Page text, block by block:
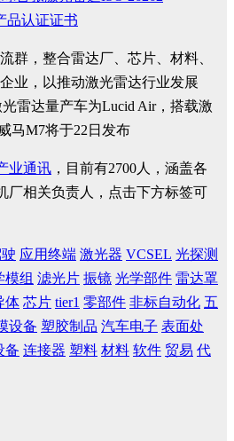
品认证证书
群，整合雷达厂、芯片、材料、
业，以推动激光雷达行业发展
业通讯 ，目前有2700人，涵盖各
厂相关负责人，点击下方标签可
应用终端 激光器 VCSEL 光探测
模组 滤光片 振镜 光学部件 雷达罩
体 芯片 tier1 零部件 非标自动化 五
设备 塑胶制品 汽车电子 表面处
备 连接器 塑料 材料 软件 贸易 代